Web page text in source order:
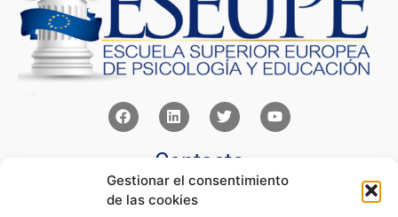
Gestionar el consentimiento
de las cookies
Contacto
Av Juan XXIII 15b Pozuelo de Alarcón – Madrid
+34 91 352 77 28